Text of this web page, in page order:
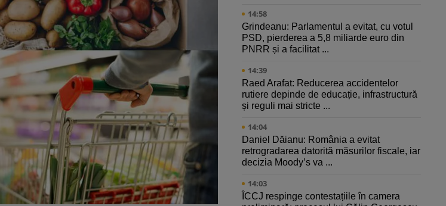
14:58
Grindeanu: Parlamentul a evitat, cu votul
PSD, pierderea a 5,8 miliarde euro din
PNRR și a facilitat ...
14:39
Raed Arafat: Reducerea accidentelor
rutiere depinde de educație, infrastructură
și reguli mai stricte ...
14:04
Daniel Dăianu: România a evitat
retrogradarea datorită măsurilor fiscale, iar
decizia Moody’s va ...
14:03
ÎCCJ respinge contestațiile în camera